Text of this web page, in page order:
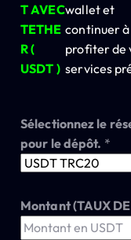
T AVEC
TETHE
R (
USDT )
wallet et
continuer à
profiter de
services
Sélectionnez le
pour le dépôt. *
H
A
Montant (TAUX